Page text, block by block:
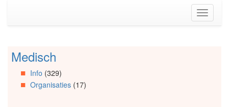
Toggle
Spring
Artikels
Spring
Medisch
Info (329)
Organisaties(17)